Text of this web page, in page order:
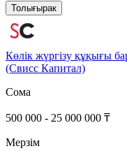
Толығырак
Көлік жүргізу құқығы
(Свисс Капитал)
Сома
500 000 - 25 000 000 ₸
Мерзім